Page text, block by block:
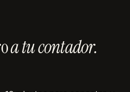
a tu contador.